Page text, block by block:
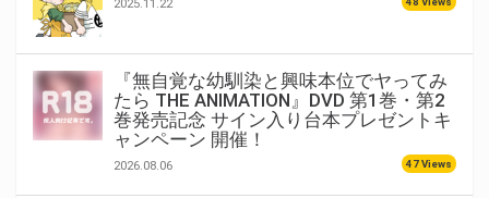
2025.11.22
『無自覚な幼馴染と興味本位でヤってみ
たら THE ANIMATION』DVD 第1巻・第2
巻発売記念 サイン入り台本プレゼントキ
ャンペーン 開催！
2026.08.06 47 Views